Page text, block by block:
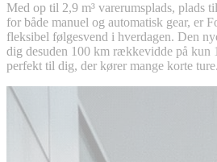
Med op til 2,9 m³ varerumsplads, plads
for både manuel og automatisk gear, er
fleksibel følgesvend i hverdagen. Den
dig desuden 100 km rækkevidde på kun
perfekt til dig, der kører mange korte ture.